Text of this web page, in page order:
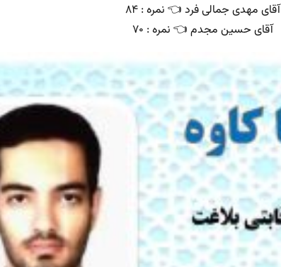
آقای مهدی جمالی فرد 👈 نمره : ۸۴
آقای حسین مجدم 👈 نمره : ۷۰